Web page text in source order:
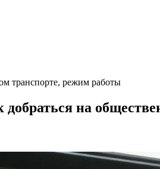
транспорте, режим работы
на